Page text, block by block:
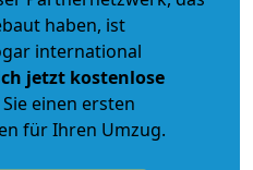
haben, ist
international
jetzt kostenlose
einen ersten
für Ihren Umzug.